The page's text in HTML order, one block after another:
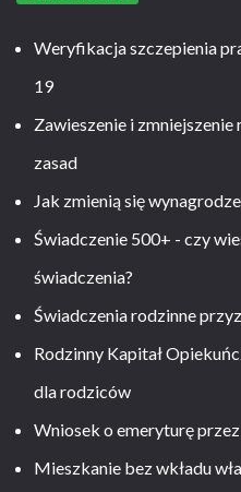
Weryfikacja szczepienia
19
Zawieszenie i
zasad
Jak zmienią się
Świadczenie 500+ - czy
świadczenia?
Świadczenia rodzinne
Rodzinny Kapitał
dla rodziców
Wniosek o emeryturę
Mieszkanie bez wkładu